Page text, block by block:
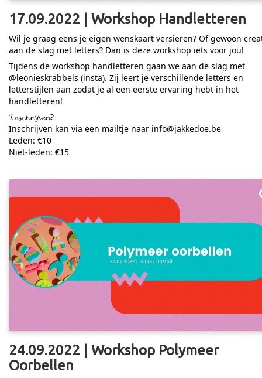
17.09.2022 | Workshop Handletteren
Wil je graag eens je eigen wenskaart versieren? Of gewoon
aan de slag met letters? Dan is deze workshop iets voor jou!
Tijdens de workshop handletteren gaan we aan de slag met
@leonieskrabbels (insta). Zij leert je verschillende letters en
letterstijlen aan zodat je al een eerste ervaring hebt in het
handletteren!
𝓘𝓷𝓼𝓬𝓱𝓻𝓲𝓳𝓿𝓮𝓷?
Inschrijven kan via een mailtje naar info@jakkedoe.be
Leden: €10
Niet-leden: €15
24.09.2022 | Workshop Polymeer
Oorbellen